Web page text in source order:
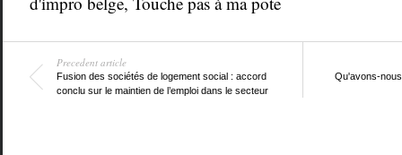
Precedent article
Fusion des sociétés de logement social : accord
conclu sur le maintien de l’emploi dans le secteur
Qu'avons-